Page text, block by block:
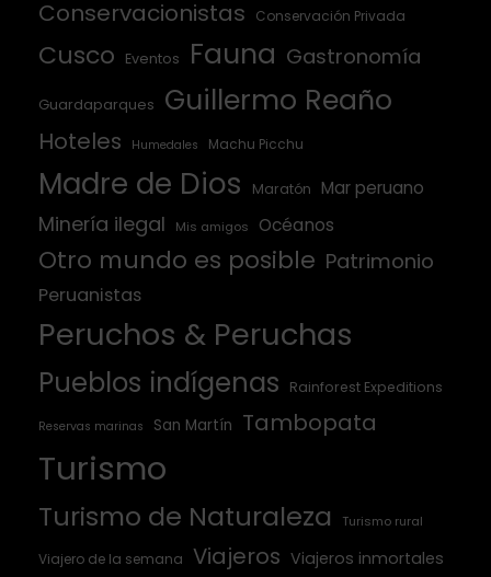
Conservacionistas Conservación Privada
Cusco Eventos Fauna Gastronomía
Guardaparques Guillermo Reaño
Hoteles Humedales Machu Picchu
Madre de Dios Maratón Mar peruano
Minería ilegal Mis amigos Océanos
Otro mundo es posible Patrimonio
Peruanistas
Peruchos & Peruchas
Pueblos indígenas Rainforest Expeditions
Reservas marinas San Martín Tambopata
Turismo
Turismo de Naturaleza Turismo rural
Viajero de la semana Viajeros Viajeros inmortales